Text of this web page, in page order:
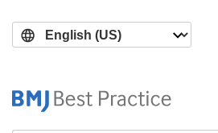
main
search